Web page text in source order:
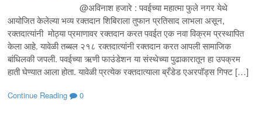
@अविनाश हजारे : पवईच्या महात्मा फुले नगर येथे
आयोजित केलेल्या भव्य रक्तदान शिबिराला तुफान प्रतिसाद लाभला असून,
रक्तदात्यांनी मोठ्या प्रमाणावर रक्तदान करत पवईत एक नवा विक्रम प्रस्थापित
केला आहे. यावेळी तब्बल २१८ रक्तदात्यांनी रक्तदान करत आपली सामाजिक
बांधिलकी जपली. पवईच्या ऋणी फाउंडेशन या संस्थेच्या पुढाकारातून हा उपक्रम
हाती घेण्यात आला होता. यावेळी प्रत्येक रक्तदात्याला ब्रँडेड एअरपॉड्स गिफ्ट […]
Continue Reading 0